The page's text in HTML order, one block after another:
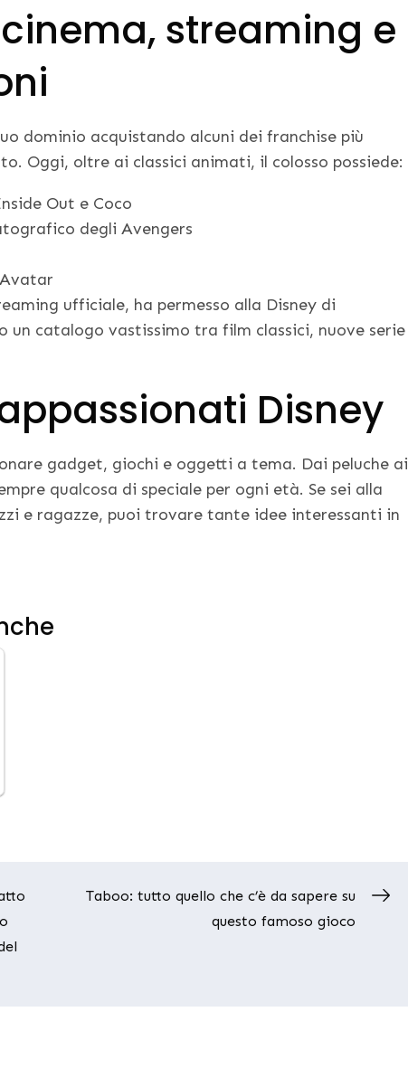
streaming e
dominio acquistando alcuni dei franchise più
Oggi, oltre ai classici animati, il colosso possiede:
Out e Coco
degli Avengers
ufficiale, ha permesso alla Disney di
un catalogo vastissimo tra film classici, nuove serie
Disney
gadget, giochi e oggetti a tema. Dai peluche ai
qualcosa di speciale per ogni età. Se sei alla
e ragazze, puoi trovare tante idee interessanti in
Taboo: tutto quello che c’è da sapere su
questo famoso gioco